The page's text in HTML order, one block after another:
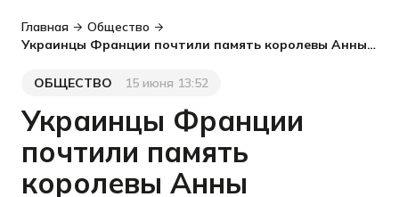
Главная
Общество
Украинцы Франции почтили память королевы Анны Киевской
Категория
ОБЩЕСТВО
Дата публикации
15 июня 13:52
Украинцы Франции
почтили память
королевы Анны